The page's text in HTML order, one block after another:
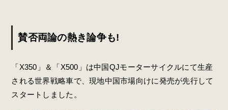
賛否両論の熱き論争も!
「X350」＆「X500」は中国QJモーターサイクルにて生産
される世界戦略車で、現地中国市場向けに発売が先行して
スタートしました。